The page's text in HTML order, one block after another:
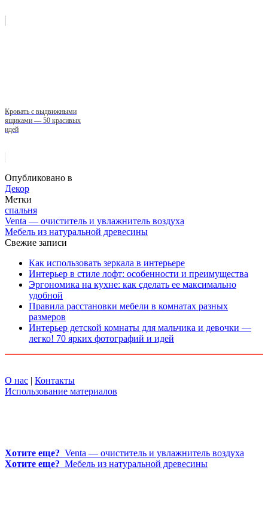
Кровать с выдвижными
ящиками — 50 красивых
идей
Опубликовано в
Декор
Метки
спальня
Venta — очиститель и увлажнитель воздуха
Мебель из натуральной древесины
Свежие записи
Как использовать зеркала в интерьере
Интерьер в стиле лофт: особенности и преимущества
Эргономика на кухне: как сделать ее максимально
удобной
Правила расстановки мебели в комнатах разных
размеров
Интерьер детской комнаты для мальчика и девочки —
легко! 70 ярких фотографий и идей
О нас | Контакты
Использование материалов
Хотите еще? Venta — очиститель и увлажнитель воздуха
Хотите еще? Мебель из натуральной древесины